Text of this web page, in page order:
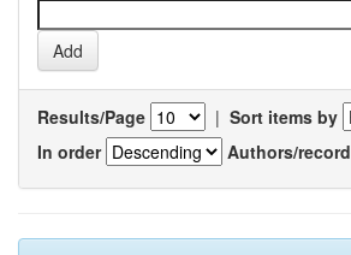
Results/Page | Sort items by
In order
Authors/record